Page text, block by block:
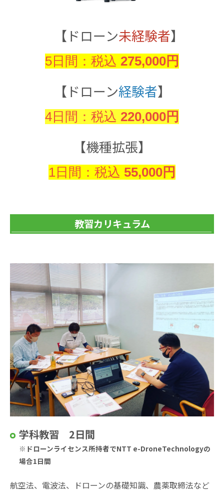
【ドローン未経験者】
5日間：税込 275,000円
【ドローン経験者】
4日間：税込 220,000円
【機種拡張】
1日間：税込 55,000円
教習カリキュラム
学科教習 2日間
※ドローンライセンス所持者でNTT e-DroneTechnologyの
場合1日間
航空法、電波法、ドローンの基礎知識、農薬取締法など